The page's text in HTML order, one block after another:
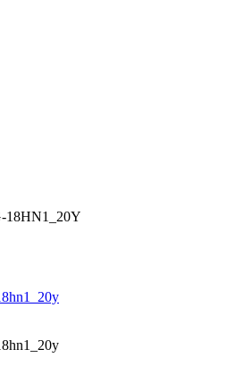
18HN1_20Y